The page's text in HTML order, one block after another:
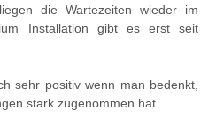
die Wartezeiten wieder im
Installation gibt es erst seit
sehr positiv wenn man bedenkt,
stark zugenommen hat.